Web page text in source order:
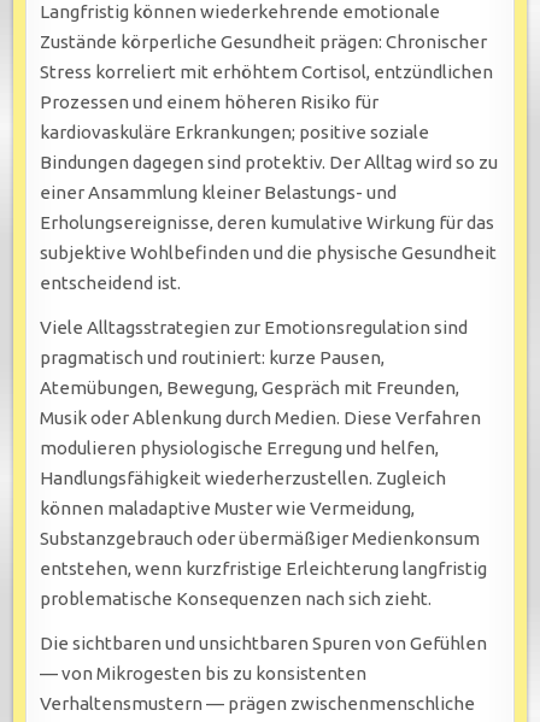
Langfristig können wiederkehrende emotionale
Zustände körperliche Gesundheit prägen: Chronischer
Stress korreliert mit erhöhtem Cortisol, entzündlichen
Prozessen und einem höheren Risiko für
kardiovaskuläre Erkrankungen; positive soziale
Bindungen dagegen sind protektiv. Der Alltag wird so zu
einer Ansammlung kleiner Belastungs- und
Erholungsereignisse, deren kumulative Wirkung für das
subjektive Wohlbefinden und die physische Gesundheit
entscheidend ist.
Viele Alltagsstrategien zur Emotionsregulation sind
pragmatisch und routiniert: kurze Pausen,
Atemübungen, Bewegung, Gespräch mit Freunden,
Musik oder Ablenkung durch Medien. Diese Verfahren
modulieren physiologische Erregung und helfen,
Handlungsfähigkeit wiederherzustellen. Zugleich
können maladaptive Muster wie Vermeidung,
Substanzgebrauch oder übermäßiger Medienkonsum
entstehen, wenn kurzfristige Erleichterung langfristig
problematische Konsequenzen nach sich zieht.
Die sichtbaren und unsichtbaren Spuren von Gefühlen
— von Mikrogesten bis zu konsistenten
Verhaltensmustern — prägen zwischenmenschliche